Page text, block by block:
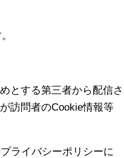
とする第三者から配信さ
訪問者のCookie情報等
ライバシーポリシーに